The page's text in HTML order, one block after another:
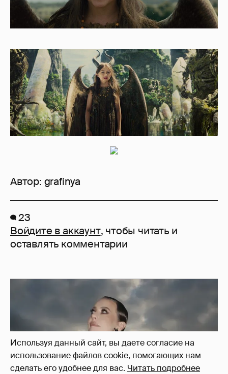
Используя данный сайт, вы даете согласие на
использование файлов cookie, помогающих нам
сделать его удобнее для вас. Читать подробнее
Автор: grafinya
23
Войдите в аккаунт, чтобы читать и
оставлять комментарии